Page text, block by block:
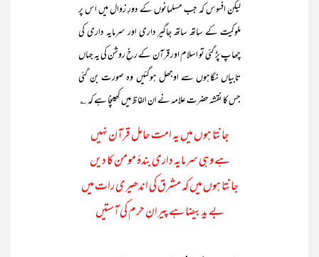
لیکن افسوس کہ جب مسلمانوں کے دورِ زوال میں اس پر
ملوکیت کے ساتھ ساتھ جاگیر داری اور سرمایہ داری کی
چھاپ پڑ گئی تو اسلام اور قرآن کے رخِ روشن کی یہ جہاں
تابیاں نگاہوں سے اوجھل ہوگئیں وہ صورت بن گئی
جس کا نقشہ حضرت علامہ نے ان الفاظ میں کھینچا ہے کہ ؎
جانتا ہوں میں یہ امت حامل قرآن نہیں
ہے وہی سرمایہ داری بندۂ مومن کا دیں
جانتا ہوں میں کہ مشرق کی اندھیری رات میں
بے یدِ بیضا ہے پیرانِ حرم کی آستیں